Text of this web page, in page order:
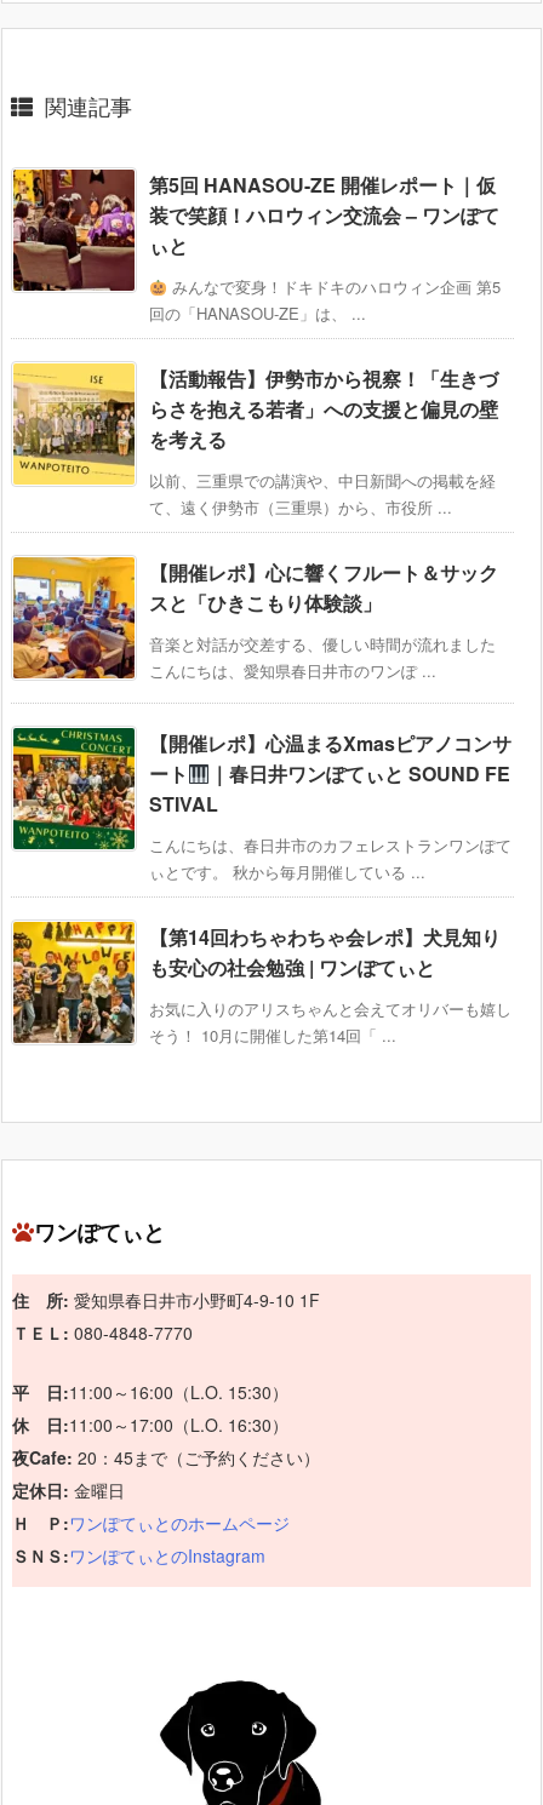
関連記事
第5回 HANASOU-ZE 開催レポート｜仮
装で笑顔！ハロウィン交流会 – ワンぽて
ぃと
みんなで変身！ドキドキのハロウィン企画 第5
回の「HANASOU-ZE」は、 ...
【活動報告】伊勢市から視察！「生きづ
らさを抱える若者」への支援と偏見の壁
を考える
以前、三重県での講演や、中日新聞への掲載を経
て、遠く伊勢市（三重県）から、市役所 ...
【開催レポ】心に響くフルート＆サック
スと「ひきこもり体験談」
音楽と対話が交差する、優しい時間が流れました
こんにちは、愛知県春日井市のワンぽ ...
【開催レポ】心温まるXmasピアノコンサ
ート
｜春日井ワンぽてぃと SOUND FE
STIVAL
こんにちは、春日井市のカフェレストランワンぽて
ぃとです。 秋から毎月開催している ...
【第14回わちゃわちゃ会レポ】犬見知り
も安心の社会勉強 | ワンぽてぃと
お気に入りのアリスちゃんと会えてオリバーも嬉し
そう！ 10月に開催した第14回「 ...
ワンぽてぃと
住 所: 愛知県春日井市小野町4-9-10 1F
ＴＥＬ: 080-4848-7770
平 日:11:00～16:00（L.O. 15:30）
休 日:11:00～17:00（L.O. 16:30）
夜Cafe: 20：45まで（ご予約ください）
定休日: 金曜日
Ｈ Ｐ:ワンぽてぃとのホームページ
ＳＮＳ:ワンぽてぃとのInstagram